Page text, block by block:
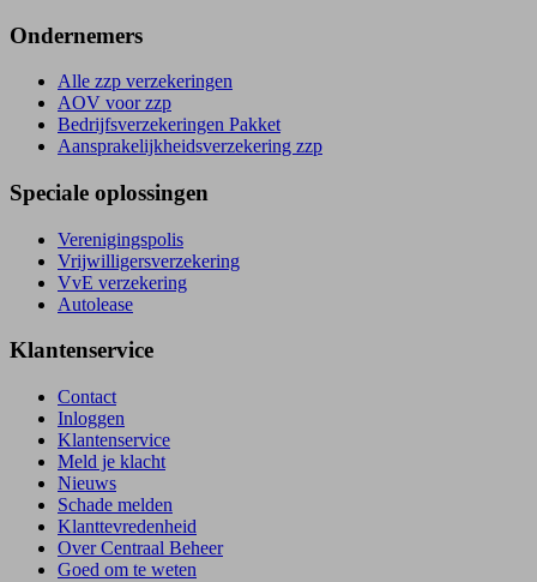
Ondernemers
Alle zzp verzekeringen
AOV voor zzp
Bedrijfs­verzekeringen Pakket
Aansprakelijkheids­verzekering zzp
Speciale oplossingen
Verenigingspolis
Vrijwilligersverzekering
VvE verzekering
Autolease
Klantenservice
Contact
Inloggen
Klantenservice
Meld je klacht
Nieuws
Schade melden
Klanttevredenheid
Over Centraal Beheer
Goed om te weten